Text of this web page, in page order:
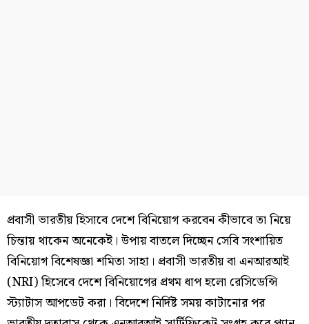
প্রবাসী ভারতীয় হিসাবে দেশে বিনিয়োগ করবেন কীভাবে তা নিয়ে
চিন্তায় থাকেন অনেকেই। উপায় বাতলে দিচ্ছেন সেবি সংশায়িত
বিনিয়োগ বিশেষজ্ঞা শমিতা সাহা। প্রবাসী ভারতীয় বা এনআরআই
(NRI) হিসেবে দেশে বিনিয়োগের প্রথম ধাপ হলো রেসিডেন্সি
স্ট্যাটাস আপডেট করা। বিদেশে নির্দিষ্ট সময় কাটানোর পর